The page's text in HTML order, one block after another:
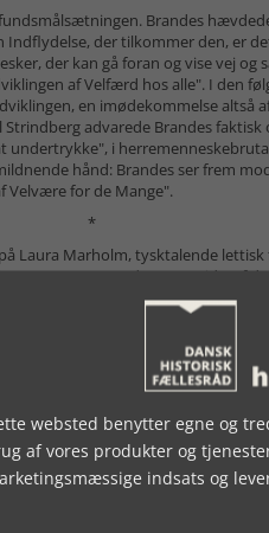
Brandes
Indflydelse, der tilkom­mer den, er
der kan gå foran og vise vej og
af Velfærd hos alle". I den
en imødekommelse altså
ad­va­rede Brandes
undertrykke", i
hånd: Brandes ser frem
Velvære for de Mange".
*
Laura Marholm, tysktalende
og som ved samme tid traf
introducere ham internationalt.
artikler samtidig, men ægtefællens
adskillige Nietzsche-
tilmed trak han jøde­kortet.
straks, da artiklen fremkom, at
hvad søsteren
forsinkede til 1892. Den anden
Brandes opmærksom på, at Lou
i de senere udgaver. Der meddeles
websted benytter egne og
af vores produkter og
indsats og